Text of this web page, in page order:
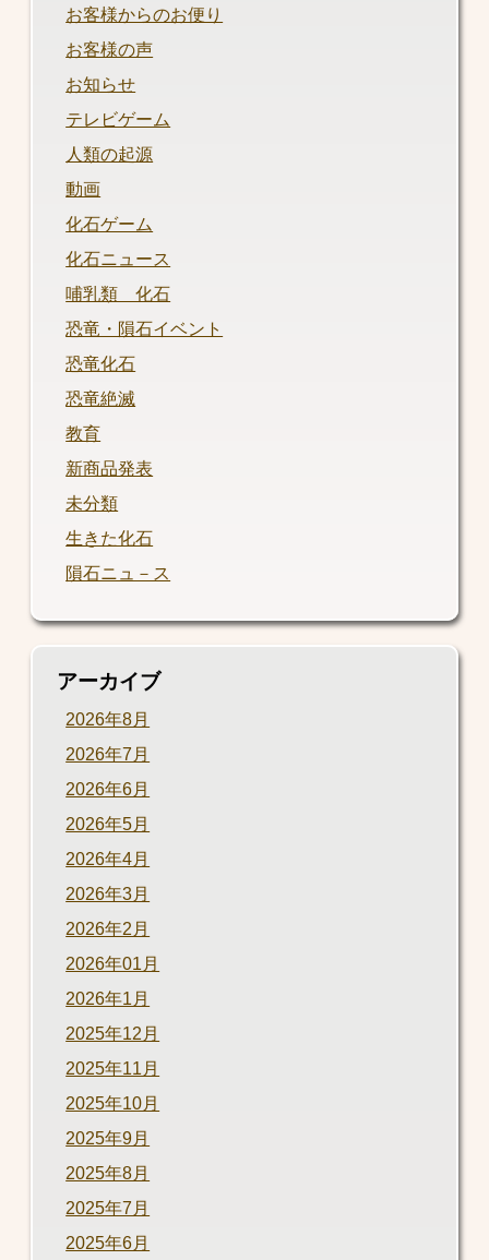
お客様からのお便り
お客様の声
お知らせ
テレビゲーム
人類の起源
動画
化石ゲーム
化石ニュース
哺乳類 化石
恐竜・隕石イベント
恐竜化石
恐竜絶滅
教育
新商品発表
未分類
生きた化石
隕石ニュ－ス
アーカイブ
2026年8月
2026年7月
2026年6月
2026年5月
2026年4月
2026年3月
2026年2月
2026年01月
2026年1月
2025年12月
2025年11月
2025年10月
2025年9月
2025年8月
2025年7月
2025年6月